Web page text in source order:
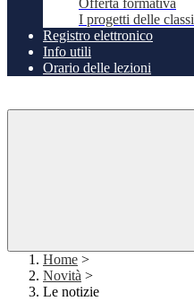
Offerta formativa
I progetti delle classi
Registro elettronico
Info utili
Orario delle lezioni
Home >
Novità >
Le notizie